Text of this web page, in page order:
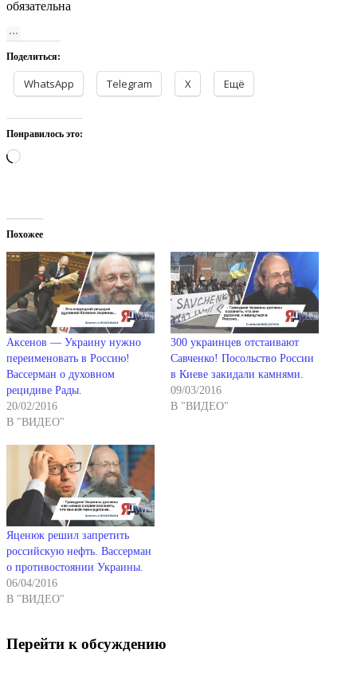
обязательна
Поделиться:
WhatsApp Telegram X Ещё
Понравилось это:
Загрузка…
Похожее
Аксенов — Украину нужно
переименовать в Россию!
Вассерман о духовном
рецидиве Рады.
20/02/2016
В "ВИДЕО"
300 украинцев отстаивают
Савченко! Посольство России
в Киеве закидали камнями.
09/03/2016
В "ВИДЕО"
Яценюк решил запретить
российскую нефть. Вассерман
о противостоянии Украины.
06/04/2016
В "ВИДЕО"
Перейти к обсуждению